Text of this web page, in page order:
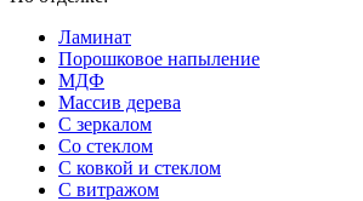
Ламинат
Порошковое напыление
МДФ
Массив дерева
С зеркалом
Со стеклом
С ковкой и стеклом
С витражом